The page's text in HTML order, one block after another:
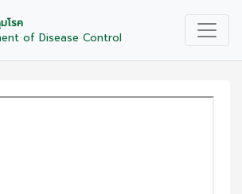
โรค
of Disease Control